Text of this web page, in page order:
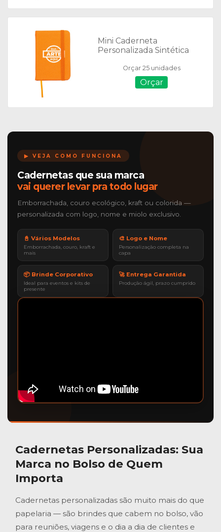
Mini Caderneta
Personalizada Sintética
Orçar 25 unidades
Orçar
▶ VEJA COMO FUNCIONA
Cadernetas que sua marca
vai querer levar pra todo lugar
Emborrachada, couro ecológico, kraft ou colorida —
personalizada com logo, nome e miolo exclusivo.
📓 Vários Modelos
Emborrachada, couro, kraft e
mais
🎨 Logo e Nome
Personalização completa na
capa
📦 Brinde Corporativo
Ideal para eventos e kits de
presente
🚀 Entrega Garantida
Produção ágil, prazo cumprido
Cadernetas Personalizadas: Sua
Marca no Bolso de Quem
Importa
Cadernetas personalizadas são muito mais do que
papelaria — são brindes que cabem no bolso, vão
para reuniões, viagens e o dia a dia de clientes e